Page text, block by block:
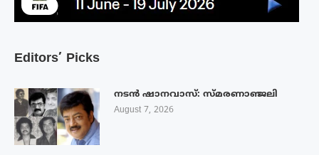
Editors’ Picks
നടൻ ഷാനവാസ്: സ്മരണാഞ്ജലി
August 7, 2026